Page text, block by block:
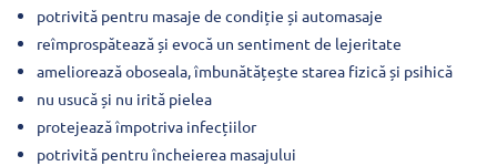
potrivită pentru masaje de condiție și automasaje
reîmprospătează și evocă un sentiment de lejeritate
ameliorează oboseala, îmbunătățește starea fizică și psihică
nu usucă și nu irită pielea
protejează împotriva infecțiilor
potrivită pentru încheierea masajului